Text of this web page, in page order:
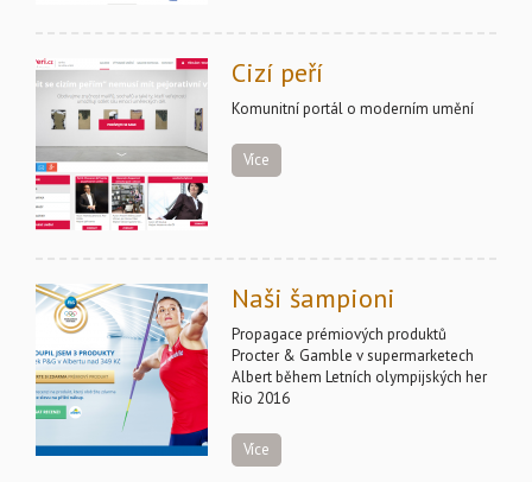
Cizí peří
Komunitní portál o moderním umění
Více
Naši šampioni
Propagace prémiových produktů
Procter & Gamble v supermarketech
Albert během Letních olympijských her
Rio 2016
Více